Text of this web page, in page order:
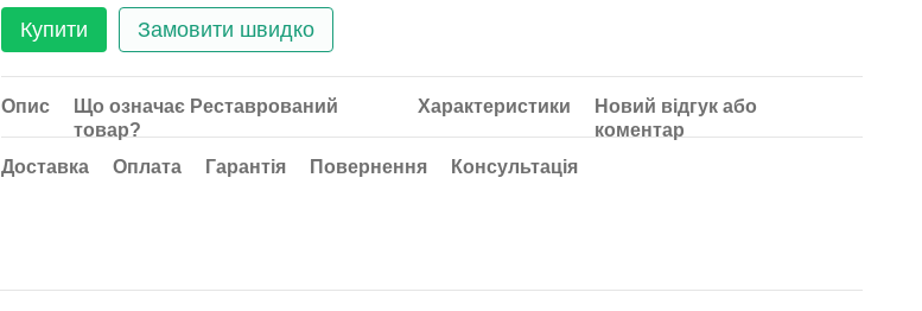
Купити Замовити швидко
Опис
Що означає Реставрований
товар?
Характеристики
Новий відгук або
коментар
Доставка
Оплата Гарантія Повернення Консультація